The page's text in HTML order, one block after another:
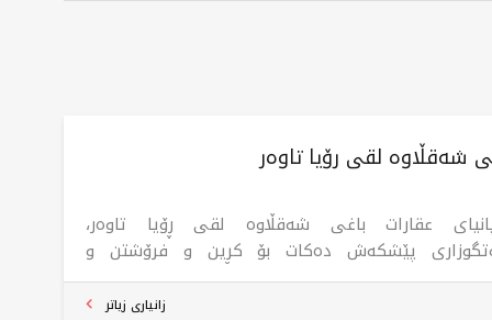
شەقڵاوە لقی رۆیا تاوەر
عقارات باغی شەقڵاوە لقی ڕۆیا تاوەر،
پێشکەش دەکات بۆ کڕین و فرۆشتن و
موڵکی نیشتەجێبوون و بازرگانی بە بەرزترین
کوالیتی لە شاری هەولێر. کۆمپانیاکە بە لقەکانی
زانیاری زیاتر